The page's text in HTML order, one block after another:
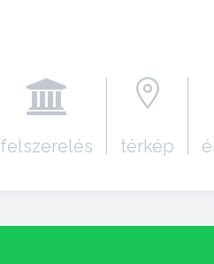
felszerelés térkép